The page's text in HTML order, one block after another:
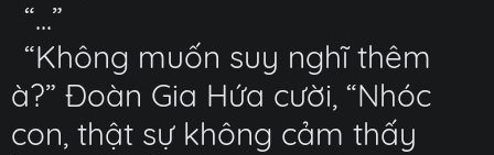
“...”
“Không muốn suy nghĩ thêm
à?” Đoàn Gia Hứa cười, “Nhóc
con, thật sự không cảm thấy